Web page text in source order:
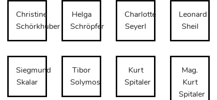
Christine
Schörkhuber
Helga
Schröpfer
Charlotte
Seyerl
Leonard
Sheil
Siegmund
Skalar
Tibor
Solymos
Kurt
Spitaler
Mag.
Kurt
Spitaler